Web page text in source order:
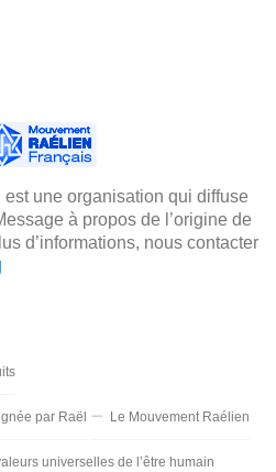
une organisation qui diffuse
à propos de l’origine de
d’informations, nous contacter
par Raël Le Mouvement Raélien
universelles de l’être humain